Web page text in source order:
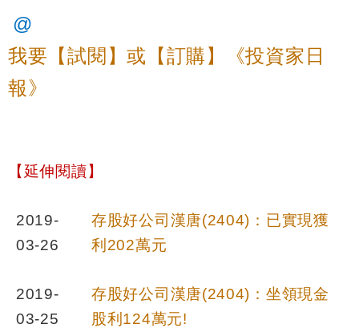
@
我要 【試閱】或【訂購】
《投資家日
報》
【延伸閱讀】
2019-
03-26
存股好公司漢唐(2404) ：已實現獲
利202萬元
2019-
03-25
存股好公司漢唐(2404) ：坐領現金
股利124萬元!